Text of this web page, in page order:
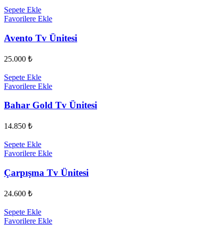
Sepete Ekle
Favorilere Ekle
Avento Tv Ünitesi
25.000 ₺
Sepete Ekle
Favorilere Ekle
Bahar Gold Tv Ünitesi
14.850 ₺
Sepete Ekle
Favorilere Ekle
Çarpışma Tv Ünitesi
24.600 ₺
Sepete Ekle
Favorilere Ekle